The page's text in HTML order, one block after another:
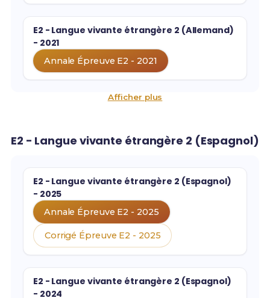
E2 - Langue vivante étrangère 2 (Allemand)
- 2021
Annale Épreuve E2 - 2021
Afficher plus
E2 - Langue vivante étrangère 2 (Espagnol)
E2 - Langue vivante étrangère 2 (Espagnol)
- 2025
Annale Épreuve E2 - 2025
Corrigé Épreuve E2 - 2025
E2 - Langue vivante étrangère 2 (Espagnol)
- 2024